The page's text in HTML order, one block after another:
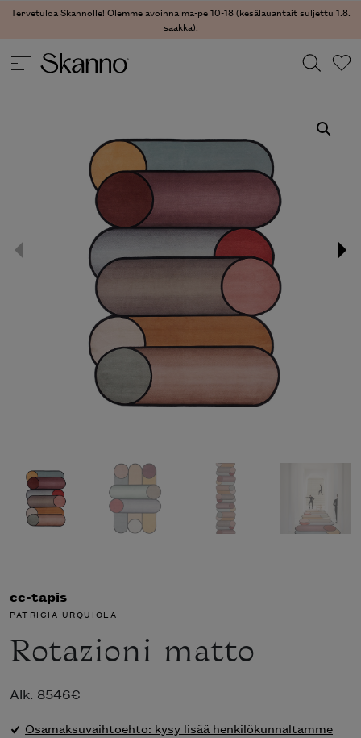
Tervetuloa Skannolle! Olemme avoinna ma-pe 10-18 (kesälauantait suljettu 1.8.
saakka).
Type 2 or more characters for results.
cc-tapis
PATRICIA URQUIOLA
Rotazioni matto
Alk. 8546€
Osamaksuvaihtoehto: kysy lisää henkilökunnaltamme